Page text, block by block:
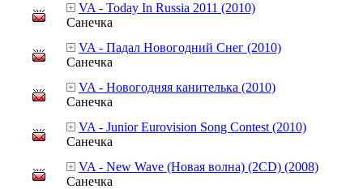
VA - Today In Russia 2011 (2010)
Санечка
VA - Падал Новогодний Снег (2010)
Санечка
VA - Новогодняя канителька (2010)
Санечка
VA - Junior Eurovision Song Contest (2010)
Санечка
VA - New Wave (Новая волна) (2CD) (2008)
Санечка